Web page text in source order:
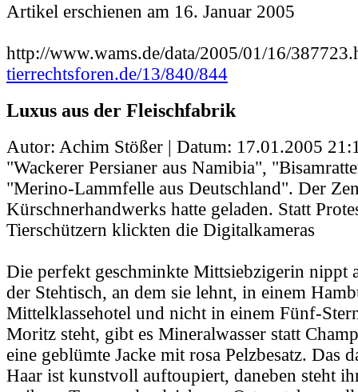
Artikel erschienen am 16. Januar 2005
http://www.wams.de/data/2005/01/16/
tierrechtsforen.de/13/840/844
Luxus aus der Fleischfabrik
Autor: Achim Stößer | Datum: 17.01.2005
"Wackerer Persianer aus Namibia",
"Merino-Lammfelle aus Deutschland". Der
Kürschnerhandwerks hatte geladen. Statt
Tierschützern klickten die Digitalkameras
Die perfekt geschminkte Mittsiebzigerin nippt
der Stehtisch, an dem sie lehnt, in einem
Mittelklassehotel und nicht in einem Fünf-
Moritz steht, gibt es Mineralwasser statt
eine geblümte Jacke mit rosa Pelzbesatz. Das
Haar ist kunstvoll auftoupiert, daneben steht